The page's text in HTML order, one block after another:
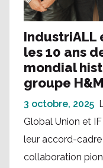
IndustriALL
les 10 ans
mondial
groupe H&M
3 octobre, 2025
Global Union et
leur accord-
collaboration